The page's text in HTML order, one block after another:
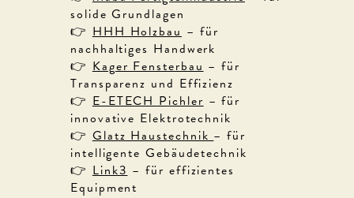
solide Grundlagen
👉 HHH Holzbau – für
nachhaltiges Handwerk
👉 Kager Fensterbau – für
Transparenz und Effizienz
👉 E-ETECH Pichler – für
innovative Elektrotechnik
👉 Glatz Haustechnik – für
intelligente Gebäudetechnik
👉 Link3 – für effizientes
Equipment